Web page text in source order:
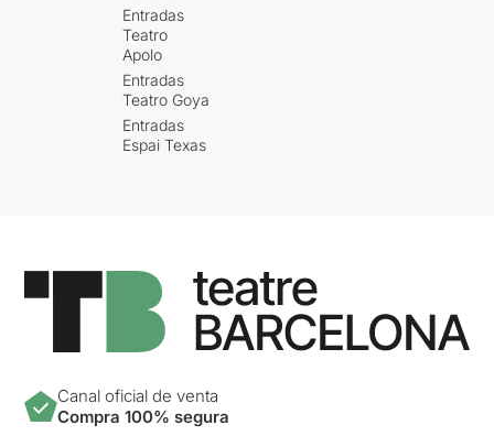
Entradas
Teatro
Apolo
Entradas
Teatro Goya
Entradas
Espai Texas
Canal oficial de venta
Compra 100% segura